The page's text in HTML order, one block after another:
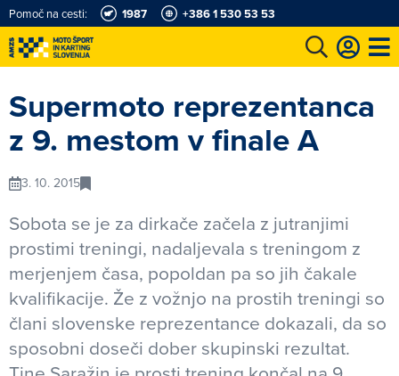
Pomoč na cesti: 1987 +386 1 530 53 53
Supermoto reprezentanca
z 9. mestom v finale A
3. 10. 2015
Sobota se je za dirkače začela z jutranjimi
prostimi treningi, nadaljevala s treningom z
merjenjem časa, popoldan pa so jih čakale
kvalifikacije. Že z vožnjo na prostih treningi so
člani slovenske reprezentance dokazali, da so
sposobni doseči dober skupinski rezultat.